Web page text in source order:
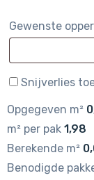
Gewenste
Snijverlies
Opgegeven m²
m² per pak 1,98
Berekende m²
Benodigde